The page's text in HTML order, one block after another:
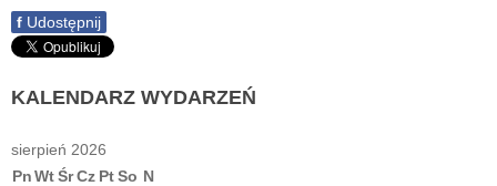
f Udostępnij
KALENDARZ WYDARZEŃ
sierpień 2026
PnWtŚrCz PtSo N